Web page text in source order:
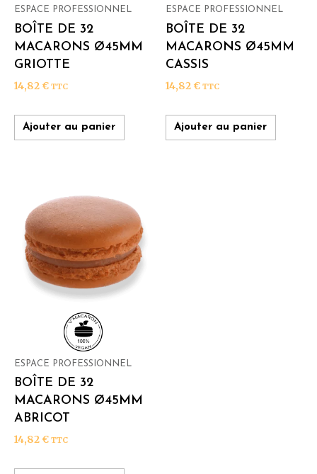
ESPACE PROFESSIONNEL
BOÎTE DE 32
MACARONS Ø45MM
GRIOTTE
14,82 € TTC
Ajouter au panier
ESPACE PROFESSIONNEL
BOÎTE DE 32
MACARONS Ø45MM
CASSIS
14,82 € TTC
Ajouter au panier
ESPACE PROFESSIONNEL
BOÎTE DE 32
MACARONS Ø45MM
ABRICOT
14,82 € TTC